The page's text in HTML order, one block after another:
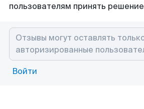
пользователям принять решение
Войти